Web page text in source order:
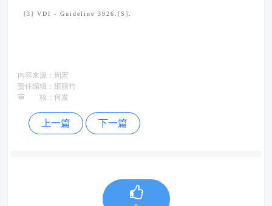
[3] VDI - Guideline 3926.[S].
[5] FZ/T 80014 - 2012. 洁净室服装通用技术规范[S].
[6] FZ/T 80014 - 2024. 洁净室服装通用技术规范[S].
[8] 药品生产质量管理规范[S].
内容来源： 周宏
责任编辑： 邵丽竹
审 核： 何发
上一篇 下一篇